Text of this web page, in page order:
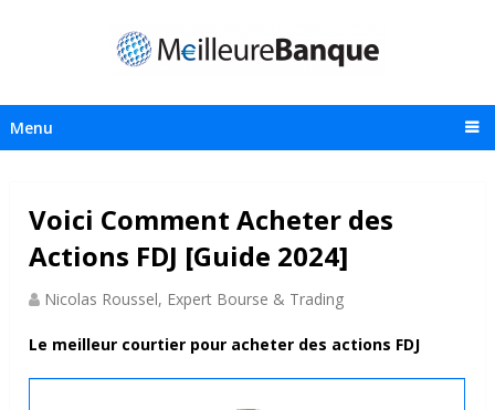
Menu
Voici Comment Acheter des
Actions FDJ [Guide 2024]
Nicolas Roussel, Expert Bourse & Trading
Le meilleur courtier pour acheter des actions FDJ